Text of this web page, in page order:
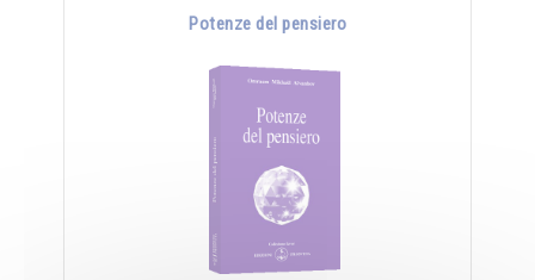
Potenze del pensiero